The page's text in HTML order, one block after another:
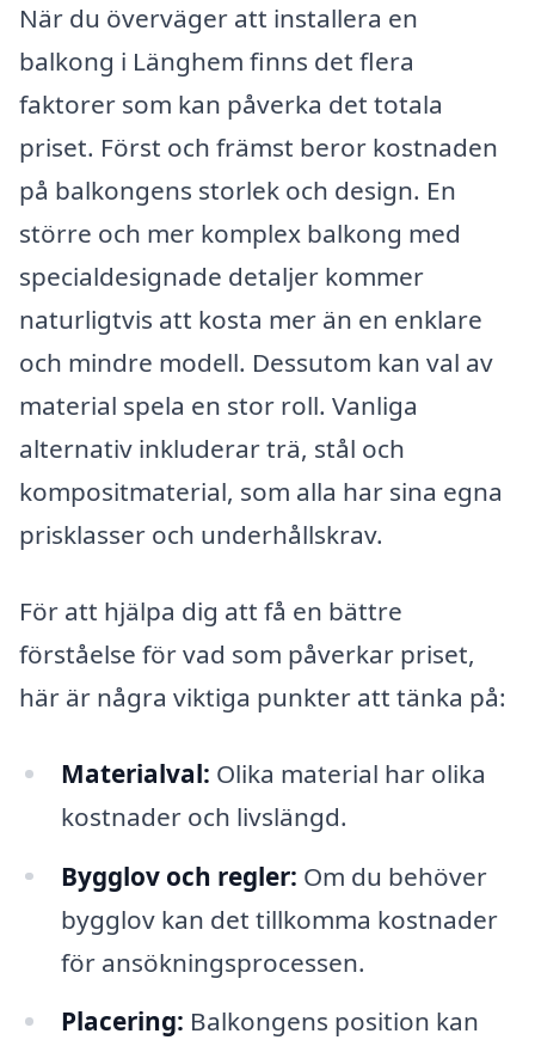
När du överväger att installera en
balkong i Länghem finns det flera
faktorer som kan påverka det totala
priset. Först och främst beror kostnaden
på balkongens storlek och design. En
större och mer komplex balkong med
specialdesignade detaljer kommer
naturligtvis att kosta mer än en enklare
och mindre modell. Dessutom kan val av
material spela en stor roll. Vanliga
alternativ inkluderar trä, stål och
kompositmaterial, som alla har sina egna
prisklasser och underhållskrav.
För att hjälpa dig att få en bättre
förståelse för vad som påverkar priset,
här är några viktiga punkter att tänka på:
Materialval: Olika material har olika
kostnader och livslängd.
Bygglov och regler: Om du behöver
bygglov kan det tillkomma kostnader
för ansökningsprocessen.
Placering: Balkongens position kan